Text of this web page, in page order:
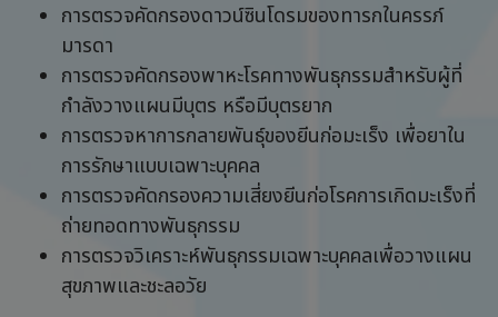
การตรวจคัดกรองดาวน์ซินโดรมของทารกในครรภ์
มารดา
การตรวจคัดกรองพาหะโรคทางพันธุกรรมสำหรับผู้ที่
กำลังวางแผนมีบุตร หรือมีบุตรยาก
การตรวจหาการกลายพันธุ์ของยีนก่อมะเร็ง เพื่อยาใน
การรักษาแบบเฉพาะบุคคล
การตรวจคัดกรองความเสี่ยงยีนก่อโรคการเกิดมะเร็งที่
ถ่ายทอดทางพันธุกรรม
การตรวจวิเคราะห์พันธุกรรมเฉพาะบุคคลเพื่อวางแผน
สุขภาพและชะลอวัย